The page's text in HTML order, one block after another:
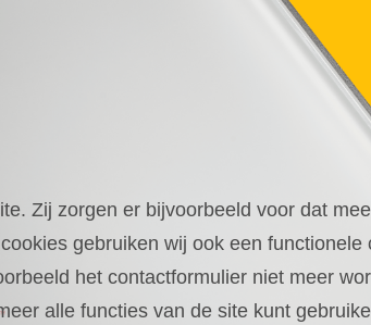
Zij zorgen er bijvoorbeeld voor dat
gebruiken wij ook een functionele
het contactformulier niet meer
alle functies van de site kunt